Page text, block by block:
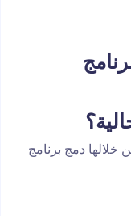
دمج برنامج